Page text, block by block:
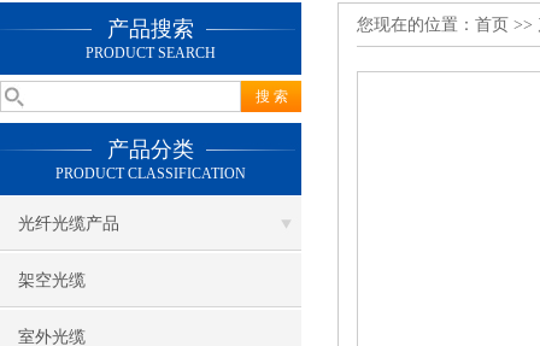
产品搜索
PRODUCT SEARCH
产品分类
PRODUCT CLASSIFICATION
光纤光缆产品
架空光缆
室外光缆
您现在的位置： 首页 >>